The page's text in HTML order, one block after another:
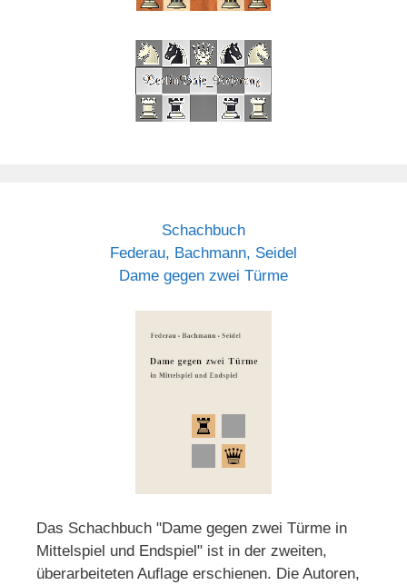
Schachbuch
Federau, Bachmann, Seidel
Dame gegen zwei Türme
Das Schachbuch "Dame gegen zwei Türme in
Mittelspiel und Endspiel" ist in der zweiten,
überarbeiteten Auflage erschienen. Die Autoren,